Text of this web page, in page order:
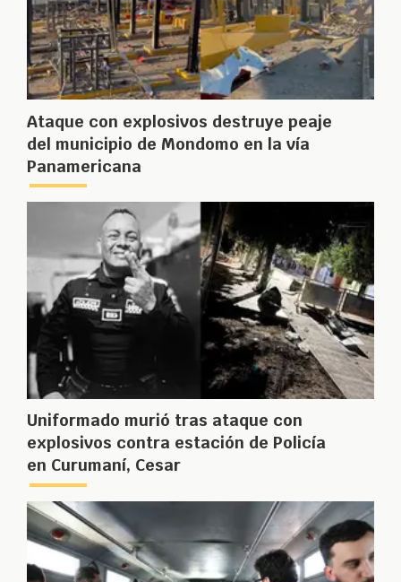
Ataque con explosivos destruye peaje
del municipio de Mondomo en la vía
Panamericana
Uniformado murió tras ataque con
explosivos contra estación de Policía
en Curumaní, Cesar